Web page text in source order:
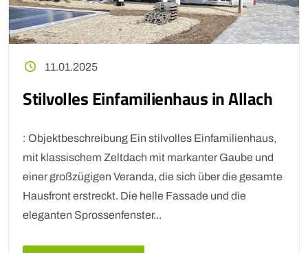
11.01.2025
Stilvolles Einfamilienhaus in Allach
: Objektbeschreibung Ein stilvolles Einfamilienhaus,
mit klassischem Zeltdach mit markanter Gaube und
einer großzügigen Veranda, die sich über die gesamte
Hausfront erstreckt. Die helle Fassade und die
eleganten Sprossenfenster...